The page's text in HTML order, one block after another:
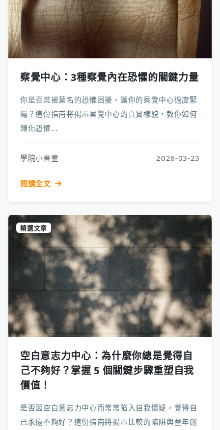
察覺中心：3種察覺內在恐懼的關鍵力量
你是否常被莫名的恐懼困擾，讓你的察覺中心過度緊
繃？這份指南將揭示察覺中心的真實樣貌，教你如何
轉化恐懼...
學院小書童 2026-03-23
閱讀全文
精選文章
空白意志力中心：為什麼你總是覺得自
己不夠好？掌握 5 個關鍵步驟重塑自我
價值！
是否因空白意志力中心而常常陷入自我懷疑，覺得自
己永遠不夠好？這份指南將揭示比較的陷阱與童年創